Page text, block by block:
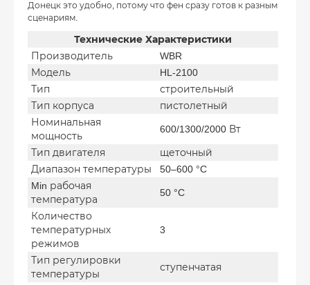
Донецк это удобно, потому что фен сразу готов к разным
сценариям.
Технические Характеристики
Производитель
WBR
Модель
HL-2100
Тип
строительный
Тип корпуса
пистолетный
Номинальная
мощность
600/1300/2000 Вт
Тип двигателя
щеточный
Диапазон температуры
50–600 °C
Min рабочая
температура
50 °C
Количество
температурных
режимов
3
Тип регулировки
температуры
ступенчатая